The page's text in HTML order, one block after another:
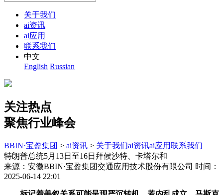
关于我们
ai资讯
ai应用
联系我们
中文
English Russian
关注热点
聚焦行业峰会
BBIN·宝盈集团 > ai资讯 > 关于我们ai资讯ai应用联系我们
特朗普总统5月13日至16日拜候沙特、卡塔尔和
来源：安徽BBIN·宝盈集团交通应用技术股份有限公司 时间：
2025-06-14 22:01